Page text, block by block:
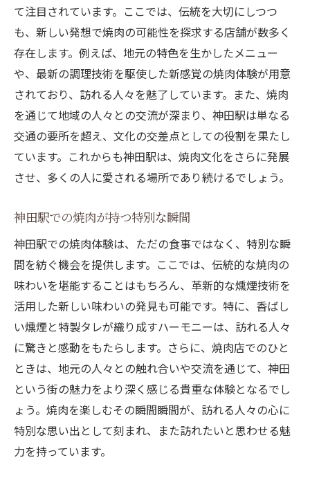
て注目されています。ここでは、伝統を大切にしつつ
も、新しい発想で焼肉の可能性を探求する店舗が数多く
存在します。例えば、地元の特色を生かしたメニュー
や、最新の調理技術を駆使した新感覚の焼肉体験が用意
されており、訪れる人々を魅了しています。また、焼肉
を通じて地域の人々との交流が深まり、神田駅は単なる
交通の要所を超え、文化の交差点としての役割を果たし
ています。これからも神田駅は、焼肉文化をさらに発展
させ、多くの人に愛される場所であり続けるでしょう。
神田駅での焼肉が持つ特別な瞬間
神田駅での焼肉体験は、ただの食事ではなく、特別な瞬
間を紡ぐ機会を提供します。ここでは、伝統的な焼肉の
味わいを堪能することはもちろん、革新的な燻煙技術を
活用した新しい味わいの発見も可能です。特に、香ばし
い燻煙と特製タレが織り成すハーモニーは、訪れる人々
に驚きと感動をもたらします。さらに、焼肉店でのひと
ときは、地元の人々との触れ合いや交流を通じて、神田
という街の魅力をより深く感じる貴重な体験となるでし
ょう。焼肉を楽しむその瞬間瞬間が、訪れる人々の心に
特別な思い出として刻まれ、また訪れたいと思わせる魅
力を持っています。